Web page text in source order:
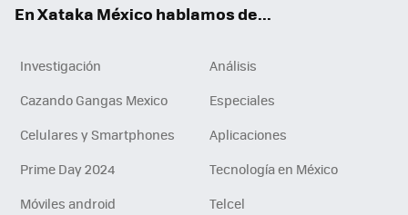
En Xataka México hablamos de...
Investigación
Análisis
Cazando Gangas Mexico
Especiales
Celulares y Smartphones
Aplicaciones
Prime Day 2024
Tecnología en México
Móviles android
Telcel